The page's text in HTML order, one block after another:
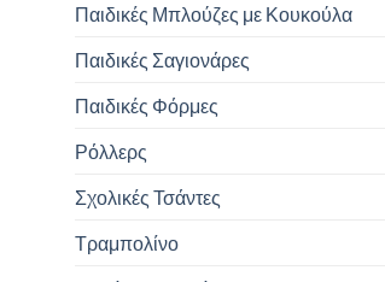
Παιδικές Μπλούζες με Κουκούλα
Παιδικές Σαγιονάρες
Παιδικές Φόρμες
Ρόλλερς
Σχολικές Τσάντες
Τραμπολίνο